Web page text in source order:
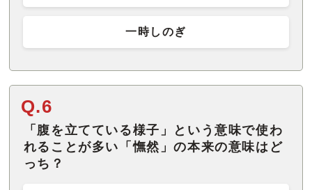
一時しのぎ
Q.6
「腹を立てている様子」という意味で使わ
れることが多い「憮然」の本来の意味はど
っち？